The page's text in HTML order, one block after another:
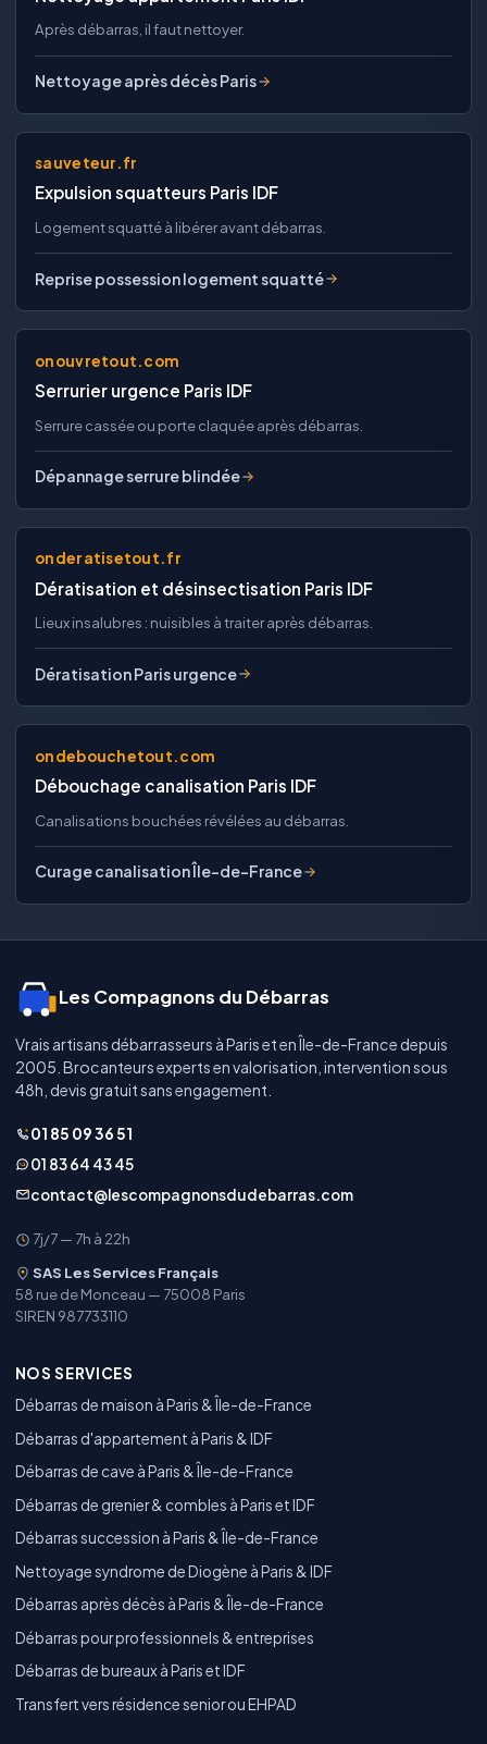
Après débarras, il faut nettoyer.
Nettoyage après décès Paris
sauveteur.fr
Expulsion squatteurs Paris IDF
Logement squatté à libérer avant débarras.
Reprise possession logement squatté
onouvretout.com
Serrurier urgence Paris IDF
Serrure cassée ou porte claquée après débarras.
Dépannage serrure blindée
onderatisetout.fr
Dératisation et désinsectisation Paris IDF
Lieux insalubres : nuisibles à traiter après débarras.
Dératisation Paris urgence
ondebouchetout.com
Débouchage canalisation Paris IDF
Canalisations bouchées révélées au débarras.
Curage canalisation Île-de-France
Les Compagnons du Débarras
Vrais artisans débarrasseurs à Paris et en Île-de-France depuis
2005. Brocanteurs experts en valorisation, intervention sous
48h, devis gratuit sans engagement.
01 85 09 36 51
01 83 64 43 45
contact@lescompagnonsdudebarras.com
7j/7 — 7h à 22h
SAS Les Services Français
58 rue de Monceau — 75008 Paris
SIREN 987733110
NOS SERVICES
Débarras de maison à Paris & Île-de-France
Débarras d'appartement à Paris & IDF
Débarras de cave à Paris & Île-de-France
Débarras de grenier & combles à Paris et IDF
Débarras succession à Paris & Île-de-France
Nettoyage syndrome de Diogène à Paris & IDF
Débarras après décès à Paris & Île-de-France
Débarras pour professionnels & entreprises
Débarras de bureaux à Paris et IDF
Transfert vers résidence senior ou EHPAD